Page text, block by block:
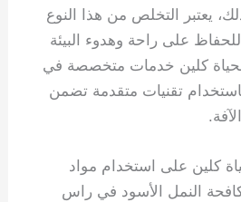
يعتبر التخلص من هذا النوع
على راحة وهدوء البيئة
كلين خدمات متخصصة في
تقنيات متقدمة تضمن
كلين على استخدام مواد
النمل الأسود في راس